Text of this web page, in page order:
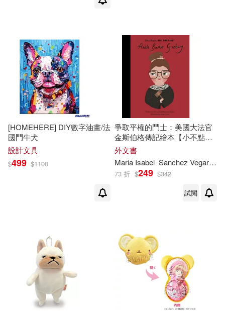
張鶴(3)
柚本悠斗(3)
法醫劍哥(3) 法雲居士(3)
王新禧(3) 美國華納公司著(3)
郭亞軍(3) (法)戈西尼(2)
(漫畫) 深木紹子(2)
Children FQ(2)
布克文化(6)
墨刻(5)
湖北少年兒童出版社(5)
社會科學文獻出版社(5)
聯經出版公司(5) 進源書局(5)
金星(5) 電子工業出版社(5)
人民文學出版社(4)
台海出版社(4)
可海外宅配(410)
可港澳店取(390)
可新加坡店取(388)
可菲律賓店取(393)
本週上市新品(3)
電子書 (可複選)
[HOMEHERE] DIY數字油畫/法
國鬥牛犬
設計文具
$499 $1100
爭取平權的鬥士：美國大法官
金斯伯格傳記繪本【小不點大
夢想系列】Little People, BIG
DREAMS: Ruth Bader
Ginsburg
外文書
Maria Isabel Sanchez Vegara
73 折 $249 $342
試閱